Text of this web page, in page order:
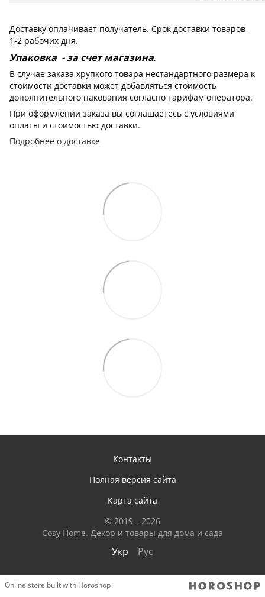
Доставку оплачивает получатель. Срок доставки товаров -
1-2 рабочих дня.
Упаковка - за счет магазина.
В случае заказа хрупкого товара нестандартного размера к
стоимости доставки может добавляться стоимость
дополнительного пакования согласно тарифам оператора.
При оформлении заказа вы соглашаетесь с условиями
оплаты и стоимостью доставки.
Подробнее о доставке
Контакты
Полная версия сайта
Карта сайта
© 2019—2026
Сosy Home. Декор и товары для дома и сада
Укр Рус
Online store built with Horoshop